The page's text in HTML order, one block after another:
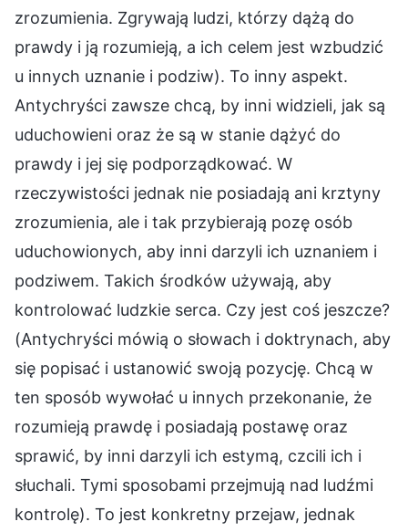
zrozumienia. Zgrywają ludzi, którzy dążą do
prawdy i ją rozumieją, a ich celem jest wzbudzić
u innych uznanie i podziw). To inny aspekt.
Antychryści zawsze chcą, by inni widzieli, jak są
uduchowieni oraz że są w stanie dążyć do
prawdy i jej się podporządkować. W
rzeczywistości jednak nie posiadają ani krztyny
zrozumienia, ale i tak przybierają pozę osób
uduchowionych, aby inni darzyli ich uznaniem i
podziwem. Takich środków używają, aby
kontrolować ludzkie serca. Czy jest coś jeszcze?
(Antychryści mówią o słowach i doktrynach, aby
się popisać i ustanowić swoją pozycję. Chcą w
ten sposób wywołać u innych przekonanie, że
rozumieją prawdę i posiadają postawę oraz
sprawić, by inni darzyli ich estymą, czcili ich i
słuchali. Tymi sposobami przejmują nad ludźmi
kontrolę). To jest konkretny przejaw, jednak